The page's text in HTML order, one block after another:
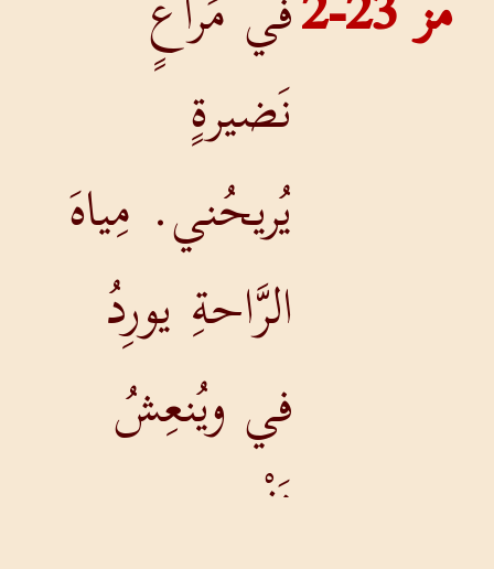
نَضيرةٍ
يُريحُني. مِياهَ
الرَّاحةِ يورِدُ
في ويُنعِشُ
نَفْسي